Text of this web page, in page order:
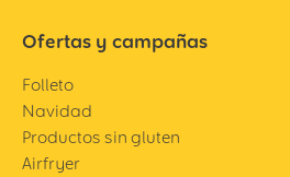
Ofertas y campañas
Folleto
Navidad
Productos sin gluten
Airfryer